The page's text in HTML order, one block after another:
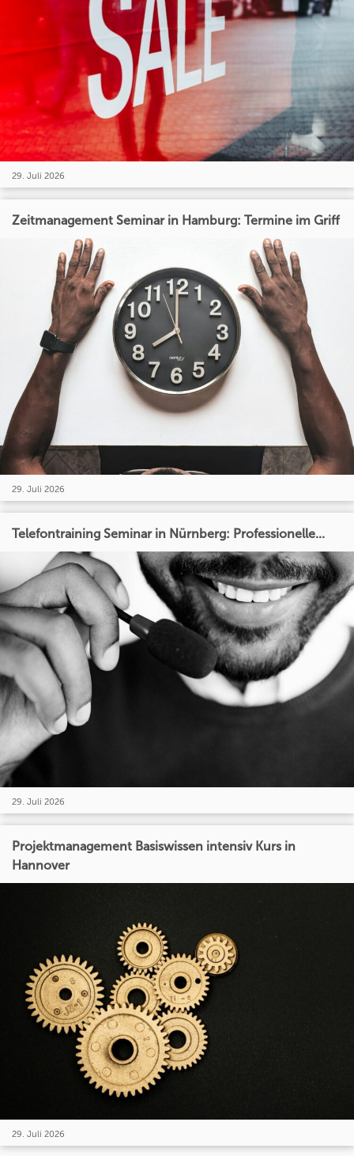
29. Juli 2026
Zeitmanagement Seminar in Hamburg: Termine im Griff
29. Juli 2026
Telefontraining Seminar in Nürnberg: Professionelle...
29. Juli 2026
Projektmanagement Basiswissen intensiv Kurs in
Hannover
29. Juli 2026